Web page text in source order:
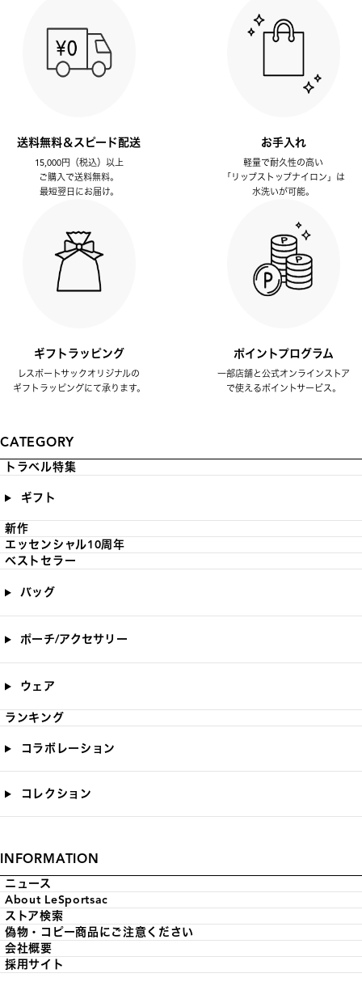
送料無料＆スピード配送
15,000円（税込）以上
ご購入で送料無料。
最短翌日にお届け。
お手入れ
軽量で耐久性の高い
「リップストップナイロン」は
水洗いが可能。
ギフトラッピング
レスポートサックオリジナルの
ギフトラッピングにて承ります。
ポイントプログラム
一部店舗と公式オンラインストア
で使えるポイントサービス。
CATEGORY
トラベル特集
ギフト
新作
エッセンシャル10周年
ベストセラー
バッグ
ポーチ/アクセサリー
ウェア
ランキング
コラボレーション
コレクション
INFORMATION
ニュース
About LeSportsac
ストア検索
偽物・コピー商品にご注意ください
会社概要
採用サイト